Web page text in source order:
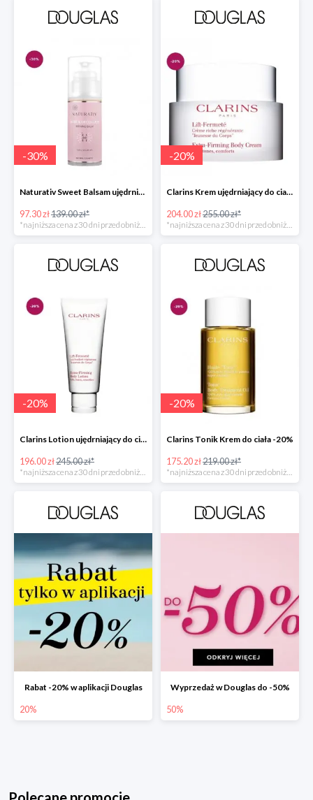
-30%
Naturativ Sweet Balsam ujędrniający biust -30%
97.30 zł139.00 zł*
-20%
Clarins Krem ujędrniający do ciała -20%
204.00 zł255.00 zł*
-20%
Clarins Lotion ujędrniający do ciała -20%
196.00 zł245.00 zł*
*najniższa cena z 30 dni przed obniżką
-20%
Clarins Tonik Krem do ciała -20%
175.20 zł219.00 zł*
*najniższa cena z 30 dni przed obniżką
Rabat -20% w aplikacji Douglas
20%
Wyprzedaż w Douglas do -50%
50%